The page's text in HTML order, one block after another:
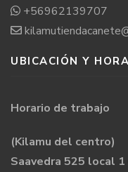
+56962139707
UBICACIÓN Y
Horario de trabajo
(Kilamu del centro)
Saavedra 525 local